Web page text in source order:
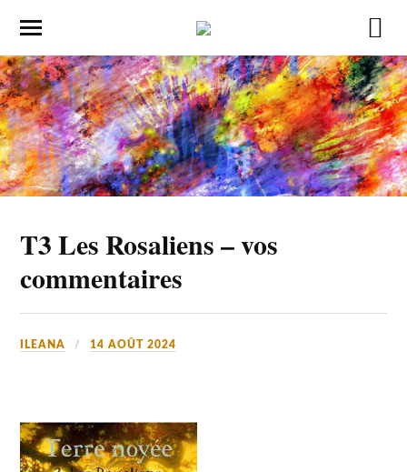
T3 Les Rosaliens – vos
commentaires
ILEANA 14 AOÛT 2024